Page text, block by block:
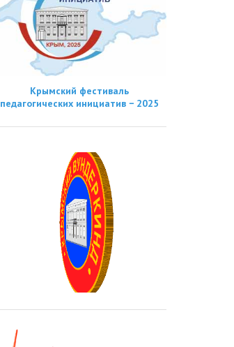
Крымский фестиваль
педагогических инициатив − 2025